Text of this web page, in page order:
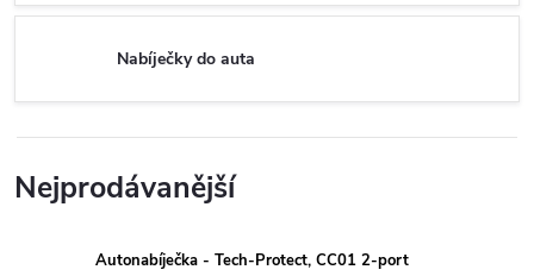
Nabíječky do auta
Nejprodávanější
Autonabíječka - Tech-Protect, CC01 2-port